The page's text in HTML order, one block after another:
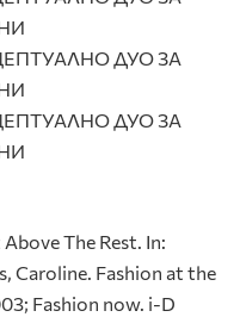
The Rest. In:
Caroline. Fashion at the
Fashion now. i-D